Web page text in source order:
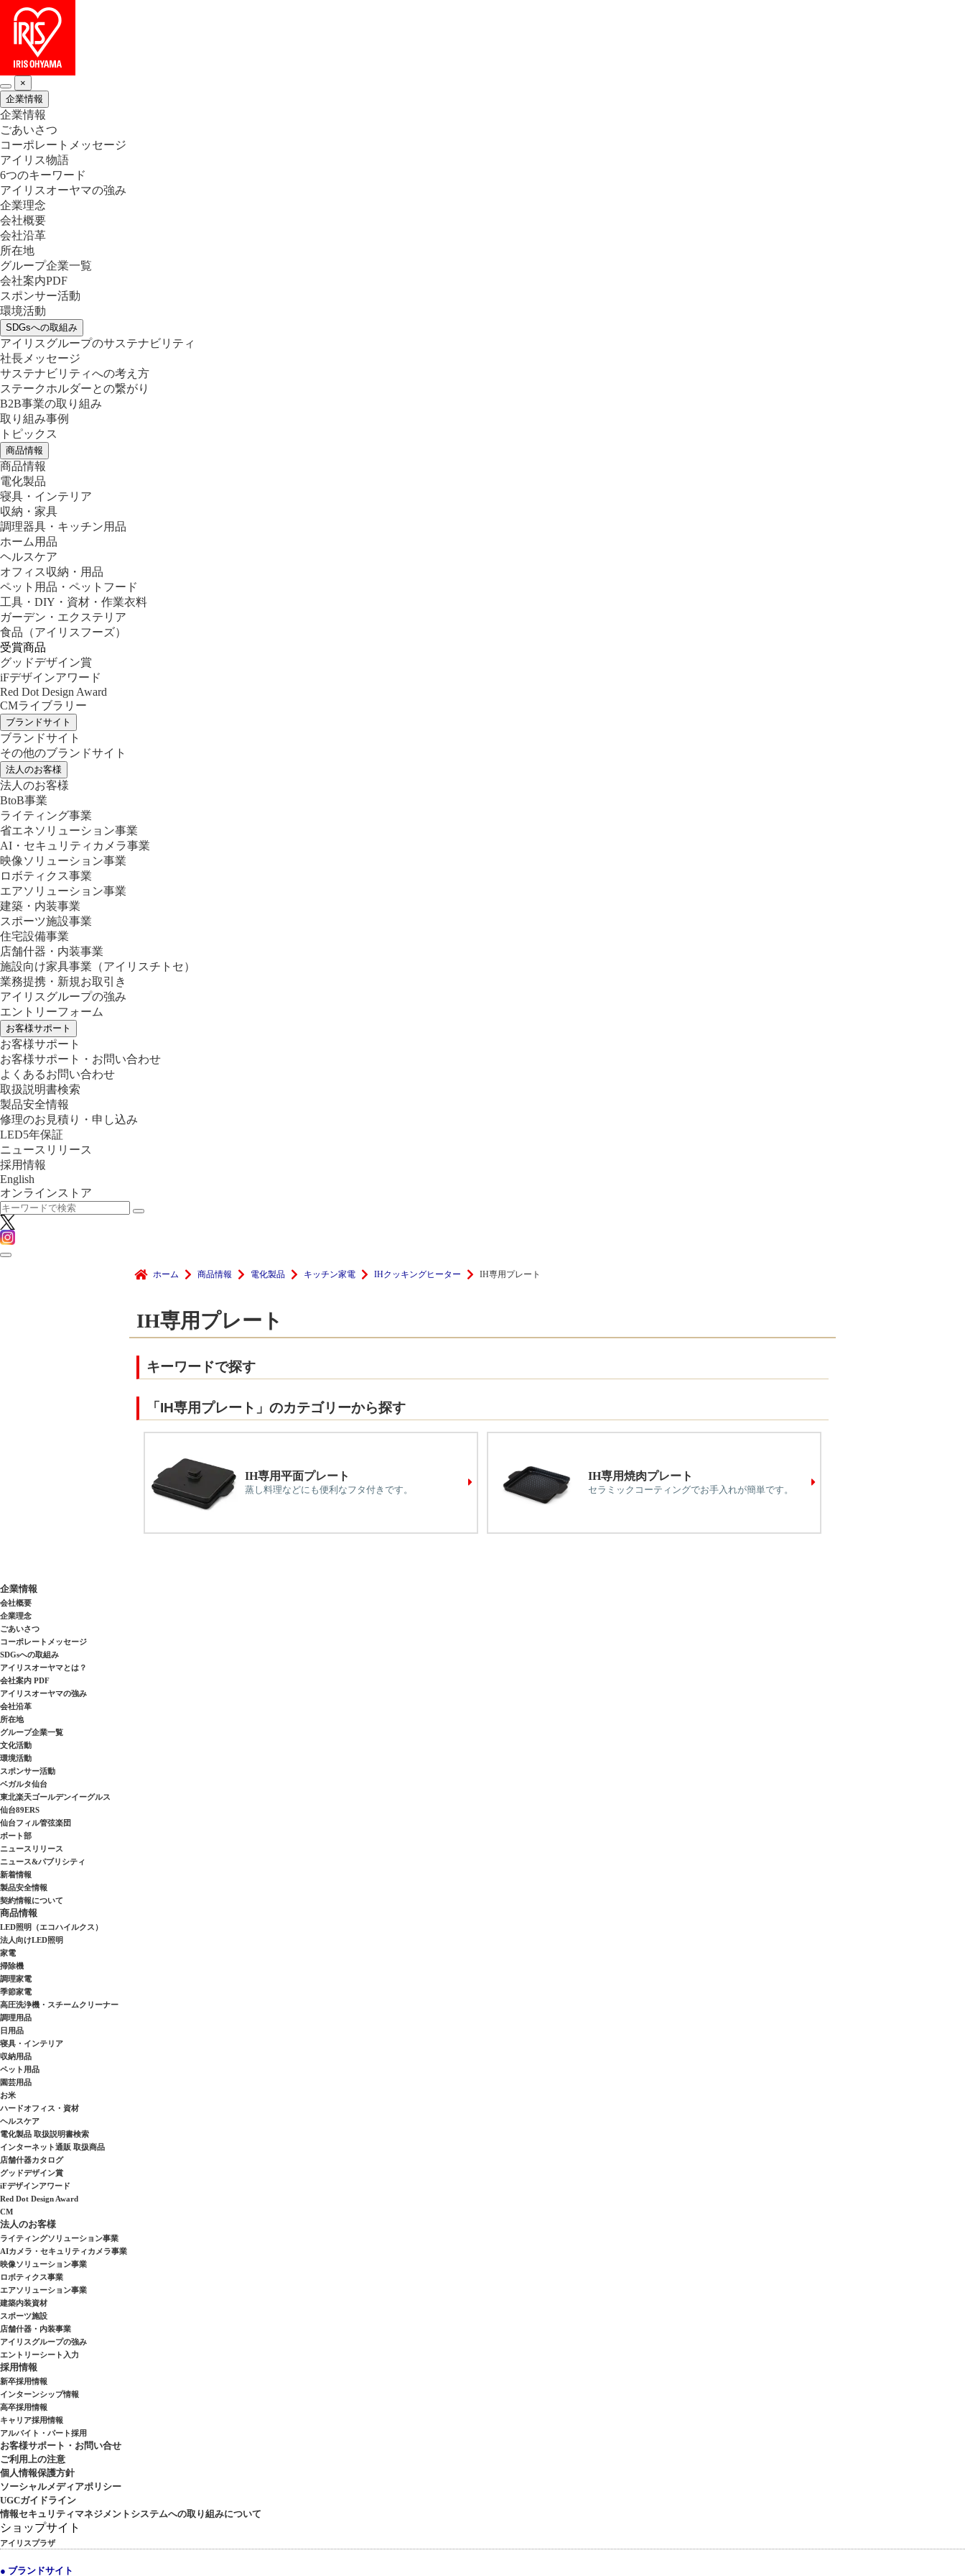
×
企業情報
企業情報
ごあいさつ
コーポレートメッセージ
アイリス物語
6つのキーワード
アイリスオーヤマの強み
企業理念
会社概要
会社沿革
所在地
グループ企業一覧
会社案内PDF
スポンサー活動
環境活動
SDGsへの取組み
アイリスグループのサステナビリティ
社長メッセージ
サステナビリティへの考え方
ステークホルダーとの繋がり
B2B事業の取り組み
取り組み事例
トピックス
商品情報
商品情報
電化製品
寝具・インテリア
収納・家具
調理器具・キッチン用品
ホーム用品
ヘルスケア
オフィス収納・用品
ペット用品・ペットフード
工具・DIY・資材・作業衣料
ガーデン・エクステリア
食品 （アイリスフーズ）
受賞商品
グッドデザイン賞
iFデザインアワード
Red Dot Design Award
CMライブラリー
ブランドサイト
ブランドサイト
その他のブランドサイト
法人のお客様
法人のお客様
BtoB事業
ライティング事業
省エネソリューション事業
AI・セキュリティカメラ事業
映像ソリューション事業
ロボティクス事業
エアソリューション事業
建築・内装事業
スポーツ施設事業
住宅設備事業
店舗什器・内装事業
施設向け家具事業 （アイリスチトセ）
業務提携・新規お取引き
アイリスグループの強み
エントリーフォーム
お客様サポート
お客様サポート
お客様サポート・お問い合わせ
よくあるお問い合わせ
取扱説明書検索
製品安全情報
修理のお見積り・申し込み
LED5年保証
ニュースリリース
採用情報
English
オンラインストア
ホーム 商品情報 電化製品 キッチン家電 IHクッキングヒーター IH専用プレート
IH専用プレート
キーワードで探す
「IH専用プレート」のカテゴリーから探す
IH専用平面プレート
蒸し料理などにも便利なフタ付きです。
IH専用焼肉プレート
セラミックコーティングでお手入れが簡単です。
企業情報
会社概要
企業理念
ごあいさつ
コーポレートメッセージ
SDGsへの取組み
アイリスオーヤマとは？
会社案内 PDF
アイリスオーヤマの強み
会社沿革
所在地
グループ企業一覧
文化活動
環境活動
スポンサー活動
ベガルタ仙台
東北楽天ゴールデンイーグルス
仙台89ERS
仙台フィル管弦楽団
ボート部
ニュースリリース
ニュース&パブリシティ
新着情報
製品安全情報
契約情報について
商品情報
LED照明（エコハイルクス）
法人向けLED照明
家電
掃除機
調理家電
季節家電
高圧洗浄機・スチームクリーナー
調理用品
日用品
寝具・インテリア
収納用品
ペット用品
園芸用品
お米
ハードオフィス・資材
ヘルスケア
電化製品 取扱説明書検索
インターネット通販 取扱商品
店舗什器カタログ
グッドデザイン賞
iFデザインアワード
Red Dot Design Award
CM
法人のお客様
ライティングソリューション事業
AIカメラ・セキュリティカメラ事業
映像ソリューション事業
ロボティクス事業
エアソリューション事業
建築内装資材
スポーツ施設
店舗什器・内装事業
アイリスグループの強み
エントリーシート入力
採用情報
新卒採用情報
インターンシップ情報
高卒採用情報
キャリア採用情報
アルバイト・パート採用
お客様サポート・お問い合せ
ご利用上の注意
個人情報保護方針
ソーシャルメディアポリシー
UGCガイドライン
情報セキュリティマネジメントシステムへの取り組みについて
ショップサイト
アイリスプラザ
● ブランドサイト